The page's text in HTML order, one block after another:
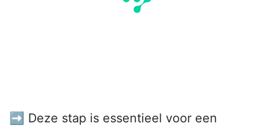
➡️ Deze stap is essentieel voor een